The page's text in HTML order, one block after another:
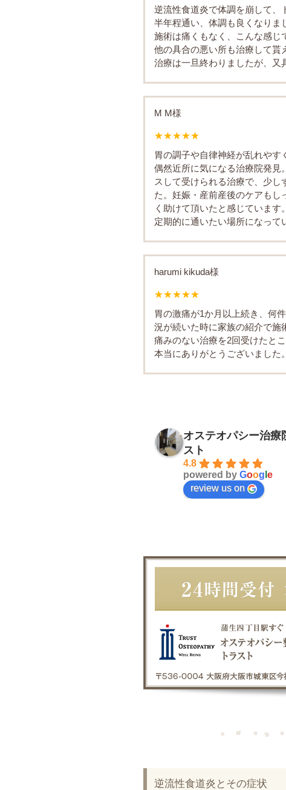
逆流性食道炎で体調を崩して、
半年程通い、体調も良くなりま
施術は痛くもなく、こんな感じ
他の具合の悪い所も治療して貰
治療は一旦終わりましたが、又
M M様
★★★★★
胃の調子や自律神経が乱れや
偶然近所に気になる治療院発見
スして受けられる治療で、少
た。妊娠・産前産後のケアも
く助けて頂いたと感じていま
定期的に通いたい場所になって
harumi kikuda様
★★★★★
胃の激痛が1か月以上続き、何
況が続いた時に家族の紹介で施
痛みのない治療を2回受けたと
本当にありがとうございました。
オステオパシー治療
スト
4.8
powered by Goog e
review us on
逆流性食道炎とその症状